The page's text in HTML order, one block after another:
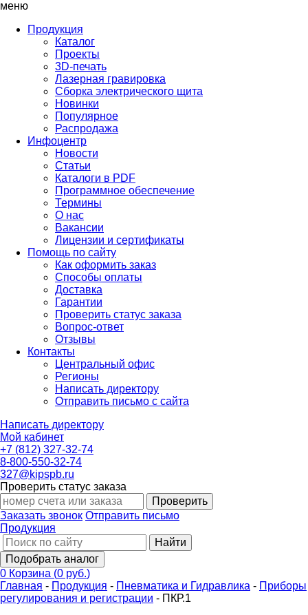
меню
Продукция
Каталог
Проекты
3D-печать
Лазерная гравировка
Сборка электрического щита
Новинки
Популярное
Распродажа
Инфоцентр
Новости
Статьи
Каталоги в PDF
Программное обеспечение
Термины
О нас
Вакансии
Лицензии и сертификаты
Помощь по сайту
Как оформить заказ
Способы оплаты
Доставка
Гарантии
Проверить статус заказа
Вопрос-ответ
Отзывы
Контакты
Центральный офис
Регионы
Написать директору
Отправить письмо с сайта
Написать директору
Мой кабинет
+7 (812) 327-32-74
8-800-550-32-74
327@kipspb.ru
Проверить статус заказа
Проверить
Заказать звонок Отправить письмо
Продукция
Найти
Подобрать аналог
0 Корзина (0 руб.)
Главная - Продукция - Пневматика и Гидравлика - Приборы
регулирования и регистрации - ПКР.1